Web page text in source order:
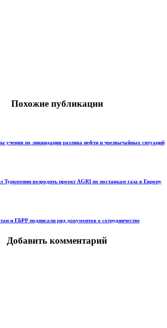
Похожие публикации
учения по ликвидации разлива нефти и чрезвычайных ситуаций
Туркмении возродить проект AGRI по поставкам газа в Европу
и ЕБРР подписали ряд документов о сотрудничестве
Добавить комментарий